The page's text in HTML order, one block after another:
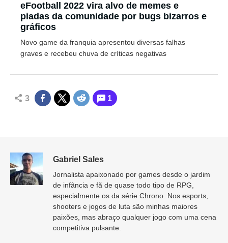
eFootball 2022 vira alvo de memes e
piadas da comunidade por bugs bizarros e
gráficos
Novo game da franquia apresentou diversas falhas
graves e recebeu chuva de críticas negativas
3 1
Gabriel Sales
Jornalista apaixonado por games desde o jardim
de infância e fã de quase todo tipo de RPG,
especialmente os da série Chrono. Nos esports,
shooters e jogos de luta são minhas maiores
paixões, mas abraço qualquer jogo com uma cena
competitiva pulsante.